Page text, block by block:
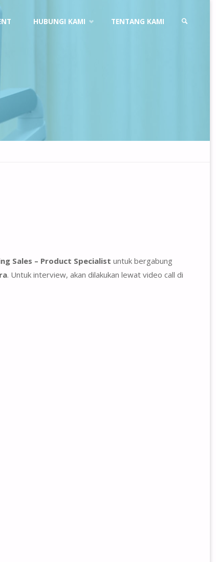
HUBUNGI KAMI TENTANG KAMI
Sales – Product Specialist untuk bergabung
. Untuk interview, akan dilakukan lewat video call di